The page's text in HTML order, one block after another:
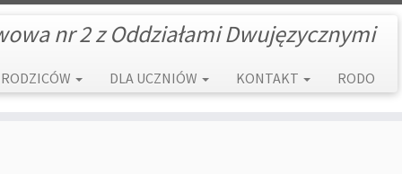
nr 2 z Oddziałami Dwujęzycznymi
DLA UCZNIÓW KONTAKT RODO